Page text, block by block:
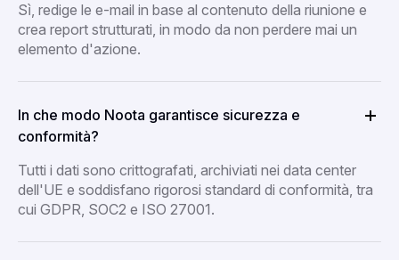
Sì, redige le e-mail in base al contenuto della riunione e
crea report strutturati, in modo da non perdere mai un
elemento d'azione.
In che modo Noota garantisce sicurezza e
conformità?
Tutti i dati sono crittografati, archiviati nei data center
dell'UE e soddisfano rigorosi standard di conformità, tra
cui GDPR, SOC2 e ISO 27001.